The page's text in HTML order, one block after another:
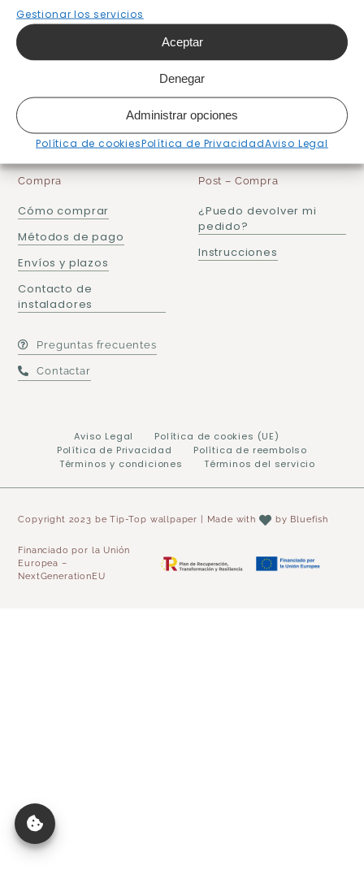
Gestionar los servicios
Aceptar
Denegar
Administrar opciones
Política de cookiesPolítica de PrivacidadAviso Legal
Quiénes somos
Blog
Síguenos:
¿Cómo podemos ayudarte?
Compra
Cómo comprar
Métodos de pago
Envíos y plazos
Contacto de
instaladores
Post – Compra
¿Puedo devolver mi
pedido?
Instrucciones
Preguntas frecuentes
Contactar
Aviso Legal
Política de cookies (UE)
Política de Privacidad
Política de reembolso
Términos y condiciones
Términos del servicio
Copyright 2023 be Tip-Top wallpaper | Made with by Bluefish
Financiado por la Unión
Europea –
NextGenerationEU